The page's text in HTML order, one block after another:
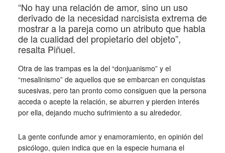
“No hay una relación de amor, sino un uso
derivado de la necesidad narcisista extrema de
mostrar a la pareja como un atributo que habla
de la cualidad del propietario del objeto”,
resalta Piñuel.
Otra de las trampas es la del “donjuanismo” y el
“mesalinismo” de aquellos que se embarcan en conquistas
sucesivas, pero tan pronto como consiguen que la persona
acceda o acepte la relación, se aburren y pierden interés
por ella, dejando mucho sufrimiento a su alrededor.
La gente confunde amor y enamoramiento, en opinión del
psicólogo, quien indica que en la especie humana el